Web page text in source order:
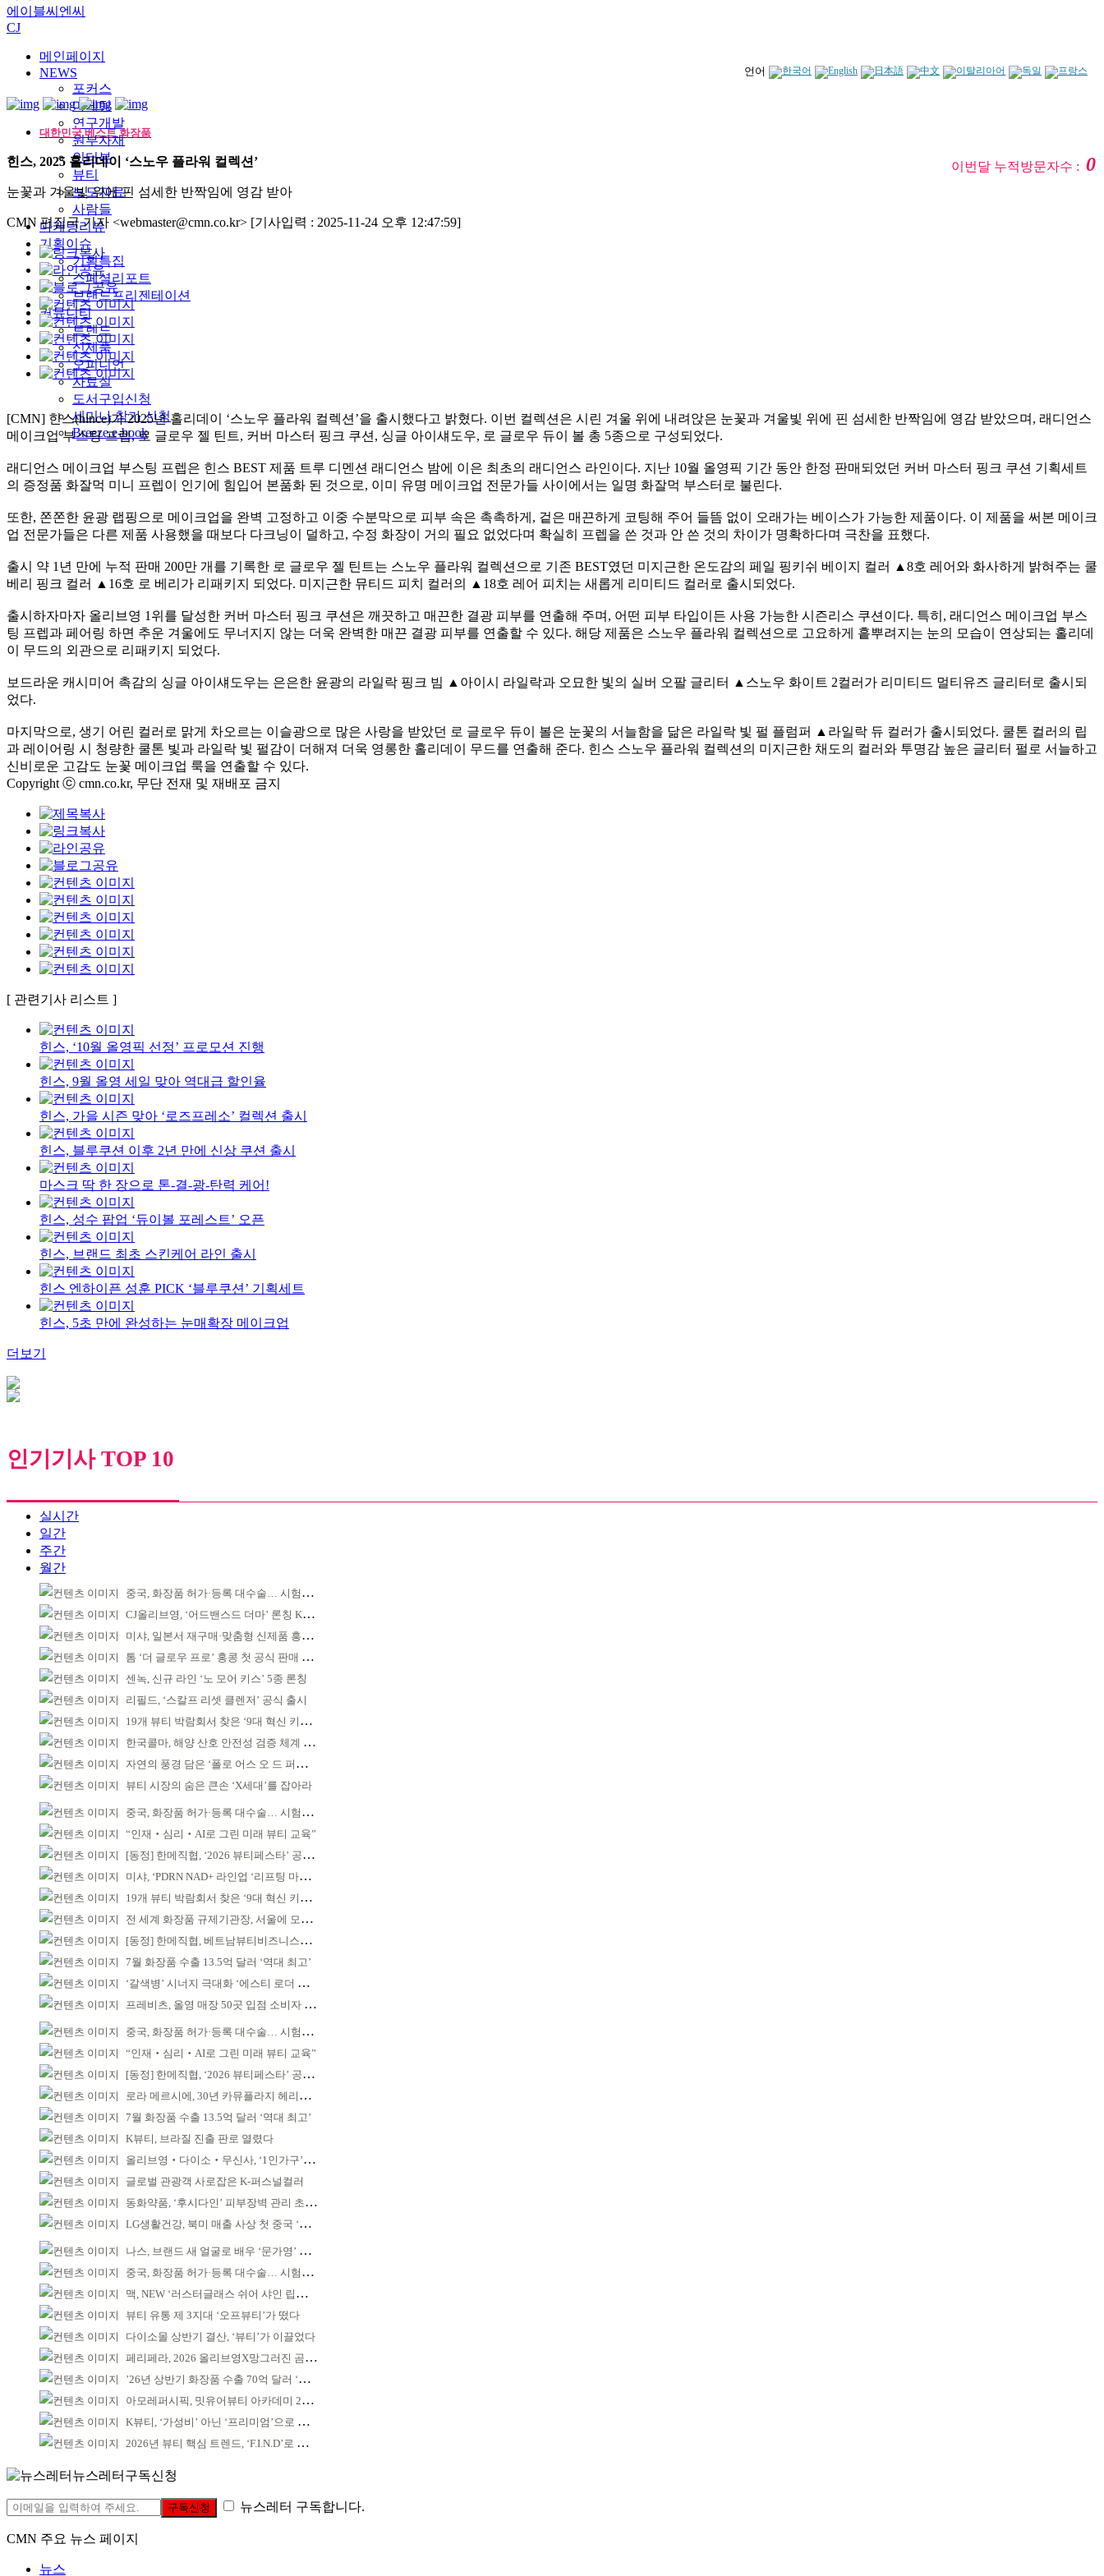
에이블씨엔씨
CJ
언어
메인페이지
NEWS
포커스
마케팅
연구개발
원부자재
인터뷰
뷰티
보도자료
사람들
마케팅리뷰
기획이슈
기획특집
스페셜리포트
브랜드프리젠테이션
커뮤니티
트렌드
신제품
오피니언
자료실
도서구입신청
세미나 참가 신청
Breeze e-book
대한민국 베스트 화장품
이번달 누적방문자수 :0
힌스, 2025 홀리데이 ‘스노우 플라워 컬렉션’
눈꽃과 겨울빛 위에 핀 섬세한 반짝임에 영감 받아
CMN 편집국 기자 <webmaster@cmn.co.kr> [기사입력 : 2025-11-24 오후 12:47:59]
[CMN] 힌스(hince)가 2025년 홀리데이 ‘스노우 플라워 컬렉션’을 출시했다고 밝혔다. 이번 컬렉션은 시린 겨울 위에 내려앉은 눈꽃과 겨울빛 위에 핀 섬세한 반짝임에 영감 받았으며, 래디언스
메이크업 부스팅 프렙, 로 글로우 젤 틴트, 커버 마스터 핑크 쿠션, 싱글 아이섀도우, 로 글로우 듀이 볼 총 5종으로 구성되었다.
래디언스 메이크업 부스팅 프렙은 힌스 BEST 제품 트루 디멘션 래디언스 밤에 이은 최초의 래디언스 라인이다. 지난 10월 올영픽 기간 동안 한정 판매되었던 커버 마스터 핑크 쿠션 기획세트
의 증정품 화잘먹 미니 프렙이 인기에 힘입어 본품화 된 것으로, 이미 유명 메이크업 전문가들 사이에서는 일명 화잘먹 부스터로 불린다.
또한, 쫀쫀한 윤광 랩핑으로 메이크업을 완벽 고정하고 이중 수분막으로 피부 속은 촉촉하게, 겉은 매끈하게 코팅해 주어 들뜸 없이 오래가는 베이스가 가능한 제품이다. 이 제품을 써본 메이크
업 전문가들은 다른 제품 사용했을 때보다 다크닝이 덜하고, 수정 화장이 거의 필요 없었다며 확실히 프렙을 쓴 것과 안 쓴 것의 차이가 명확하다며 극찬을 표했다.
출시 약 1년 만에 누적 판매 200만 개를 기록한 로 글로우 젤 틴트는 스노우 플라워 컬렉션으로 기존 BEST였던 미지근한 온도감의 페일 핑키쉬 베이지 컬러 ▲8호 레어와 화사하게 밝혀주는 쿨
베리 핑크 컬러 ▲16호 로 베리가 리패키지 되었다. 미지근한 뮤티드 피치 컬러의 ▲18호 레어 피치는 새롭게 리미티드 컬러로 출시되었다.
출시하자마자 올리브영 1위를 달성한 커버 마스터 핑크 쿠션은 깨끗하고 매끈한 결광 피부를 연출해 주며, 어떤 피부 타입이든 사용 가능한 시즌리스 쿠션이다. 특히, 래디언스 메이크업 부스
팅 프렙과 페어링 하면 추운 겨울에도 무너지지 않는 더욱 완벽한 매끈 결광 피부를 연출할 수 있다. 해당 제품은 스노우 플라워 컬렉션으로 고요하게 흩뿌려지는 눈의 모습이 연상되는 홀리데
이 무드의 외관으로 리패키지 되었다.
보드라운 캐시미어 촉감의 싱글 아이섀도우는 은은한 윤광의 라일락 핑크 빔 ▲아이시 라일락과 오묘한 빛의 실버 오팔 글리터 ▲스노우 화이트 2컬러가 리미티드 멀티유즈 글리터로 출시되
었다.
마지막으로, 생기 어린 컬러로 맑게 차오르는 이슬광으로 많은 사랑을 받았던 로 글로우 듀이 볼은 눈꽃의 서늘함을 닮은 라일락 빛 펄 플럼퍼 ▲라일락 듀 컬러가 출시되었다. 쿨톤 컬러의 립
과 레이어링 시 청량한 쿨톤 빛과 라일락 빛 펄감이 더해져 더욱 영롱한 홀리데이 무드를 연출해 준다. 힌스 스노우 플라워 컬렉션의 미지근한 채도의 컬러와 투명감 높은 글리터 펄로 서늘하고
신비로운 고감도 눈꽃 메이크업 룩을 연출할 수 있다.
Copyright ⓒ cmn.co.kr, 무단 전재 및 재배포 금지
[ 관련기사 리스트 ]
힌스, ‘10월 올영픽 선정’ 프로모션 진행
힌스, 9월 올영 세일 맞아 역대급 할인율
힌스, 가을 시즌 맞아 ‘로즈프레소’ 컬렉션 출시
힌스, 블루쿠션 이후 2년 만에 신상 쿠션 출시
마스크 딱 한 장으로 톤-결-광-탄력 케어!
힌스, 성수 팝업 ‘듀이볼 포레스트’ 오픈
힌스, 브랜드 최초 스킨케어 라인 출시
힌스 엔하이픈 성훈 PICK ‘블루쿠션’ 기획세트
힌스, 5초 만에 완성하는 눈매확장 메이크업
더보기
인기기사 TOP 10
실시간
일간
주간
월간
중국, 화장품 허가·등록 대수술… 시험자료 공용 허용
CJ올리브영, ‘어드밴스드 더마’ 론칭 K더마 육성 박차
미샤, 일본서 재구매·맞춤형 신제품 흥행 ‘쌍끌이’
톰 ‘더 글로우 프로’ 홍콩 첫 공식 판매 완판
센녹, 신규 라인 ‘노 모어 키스’ 5종 론칭
리필드, ‘스칼프 리셋 클렌저’ 공식 출시
19개 뷰티 박람회서 찾은 ‘9대 혁신 키워드’
한국콜마, 해양 산호 안전성 검증 체계 구축
자연의 풍경 담은 ‘폴로 어스 오 드 퍼퓸’ 4종 출시
뷰티 시장의 숨은 큰손 ‘X세대’를 잡아라
중국, 화장품 허가·등록 대수술… 시험자료 공용 허용
“인재‧심리‧AI로 그린 미래 뷰티 교육”
[동정] 한메직협, ‘2026 뷰티페스타’ 공동 주최
미샤, ‘PDRN NAD+ 라인업 ‘리프팅 마스크’ 출시
19개 뷰티 박람회서 찾은 ‘9대 혁신 키워드’
전 세계 화장품 규제기관장, 서울에 모인다
[동정] 한메직협, 베트남뷰티비즈니스협회와 MOU
7월 화장품 수출 13.5억 달러 ‘역대 최고’
‘갈색병’ 시너지 극대화 ‘에스티 로더 스킨부스터’ 출시
프레비츠, 올영 매장 50곳 입점 소비자 접점 강화
중국, 화장품 허가·등록 대수술… 시험자료 공용 허용
“인재‧심리‧AI로 그린 미래 뷰티 교육”
[동정] 한메직협, ‘2026 뷰티페스타’ 공동 주최
로라 메르시에, 30년 카뮤플라지 헤리티지 담아
7월 화장품 수출 13.5억 달러 ‘역대 최고’
K뷰티, 브라질 진출 판로 열렸다
올리브영‧다이소‧무신사, ‘1인가구’가 이끈다
글로벌 관광객 사로잡은 K-퍼스널컬러
동화약품, ‘후시다인’ 피부장벽 관리 초점 ‘리브랜딩’
LG생활건강, 북미 매출 사상 첫 중국 ‘추월’
나스, 브랜드 새 얼굴로 배우 ‘문가영’ 발탁
중국, 화장품 허가·등록 대수술… 시험자료 공용 허용
맥, NEW ‘러스터글래스 쉬어 샤인 립스틱’ 출시
뷰티 유통 제 3지대 ‘오프뷰티’가 떴다
다이소몰 상반기 결산, ‘뷰티’가 이끌었다
페리페라, 2026 올리브영X망그러진 곰 콜라보
’26년 상반기 화장품 수출 70억 달러 ‘역대 최고’
아모레퍼시픽, 밋유어뷰티 아카데미 2기 발대식
K뷰티, ‘가성비’ 아닌 ‘프리미엄’으로 승부걸어야
2026년 뷰티 핵심 트렌드, ‘F.I.N.D’로 읽는다
뉴스레터구독신청
구독신청 뉴스레터 구독합니다.
CMN 주요 뉴스 페이지
뉴스